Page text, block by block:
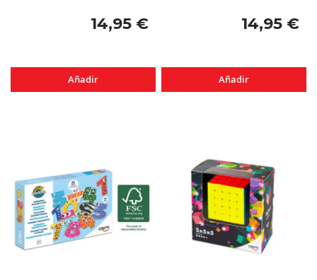
14,95 €
Añadir
14,95 €
Añadir